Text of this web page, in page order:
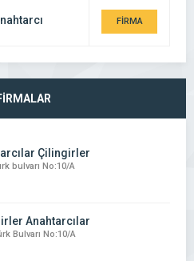
FİRMA
Çilingirler
bulvarı No:10/A
Anahtarcılar
Bulvarı No:10/A